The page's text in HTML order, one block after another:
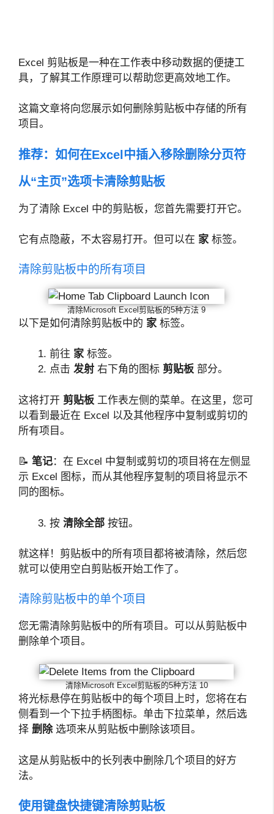
Excel 剪贴板是一种在工作表中移动数据的便捷工
具，了解其工作原理可以帮助您更高效地工作。
这篇文章将向您展示如何删除剪贴板中存储的所有
项目。
推荐： 如何在Excel中插入移除删除分页符
从“主页”选项卡清除剪贴板
为了清除 Excel 中的剪贴板，您首先需要打开它。
它有点隐蔽，不太容易打开。但可以在 家 标签。
清除剪贴板中的所有项目
清除Microsoft Excel剪贴板的5种方法 9
以下是如何清除剪贴板中的 家 标签。
前往 家 标签。
点击 发射 右下角的图标 剪贴板 部分。
这将打开 剪贴板 工作表左侧的菜单。在这里，您可
以看到最近在 Excel 以及其他程序中复制或剪切的
所有项目。
📝 笔记：在 Excel 中复制或剪切的项目将在左侧显
示 Excel 图标，而从其他程序复制的项目将显示不
同的图标。
按 清除全部 按钮。
就这样！剪贴板中的所有项目都将被清除，然后您
就可以使用空白剪贴板开始工作了。
清除剪贴板中的单个项目
您无需清除剪贴板中的所有项目。可以从剪贴板中
删除单个项目。
清除Microsoft Excel剪贴板的5种方法 10
将光标悬停在剪贴板中的每个项目上时，您将在右
侧看到一个下拉手柄图标。单击下拉菜单，然后选
择 删除选项来从剪贴板中删除该项目。
这是从剪贴板中的长列表中删除几个项目的好方
法。
使用键盘快捷键清除剪贴板